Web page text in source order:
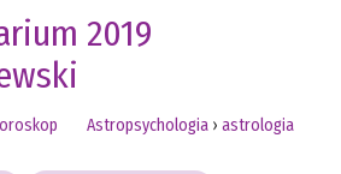
2019
Astropsychologia › astrologia